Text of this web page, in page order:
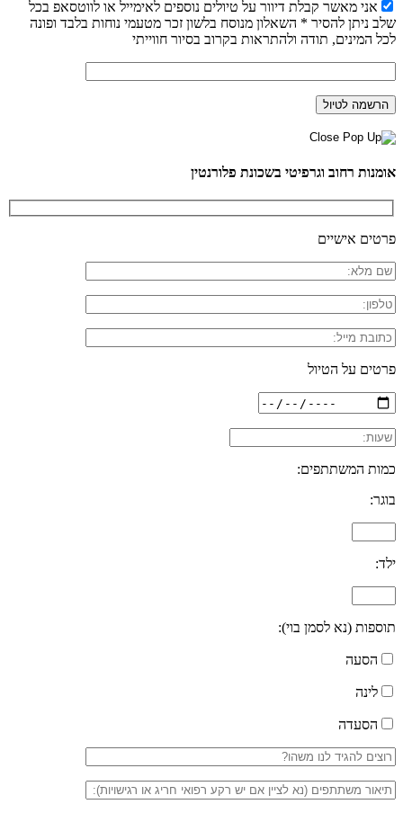
אני מאשר קבלת דיוור על טיולים נוספים לאימייל או לווטסאפ בכל
שלב ניתן להסיר * השאלון מנוסח בלשון זכר מטעמי נוחות בלבד ופונה
לכל המינים, תודה ולהתראות בקרוב בסיור חווייתי
אומנות רחוב וגרפיטי בשכונת פלורנטין
פרטים אישיים
פרטים על הטיול
כמות המשתתפים:
בוגר:
ילד:
תוספות (נא לסמן בוי):
הסעה
לינה
הסעדה